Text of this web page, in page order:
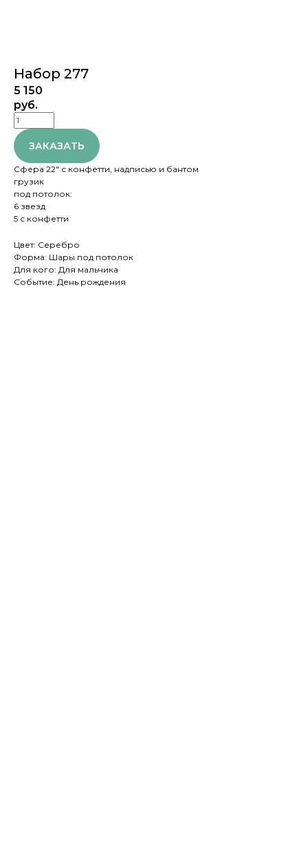
Набор 277
5 150
руб.
ЗАКАЗАТЬ
Сфера 22" с конфетти, надписью и бантом
грузик
под потолок:
6 звезд
5 с конфетти
Цвет: Серебро
Форма: Шары под потолок
Для кого: Для мальчика
Событие: День рождения